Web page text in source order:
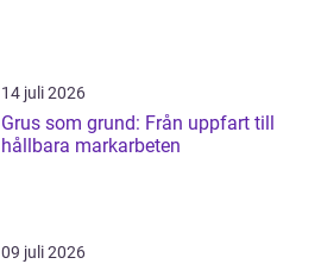
14 juli 2026
Grus som grund: Från uppfart till
hållbara markarbeten
09 juli 2026